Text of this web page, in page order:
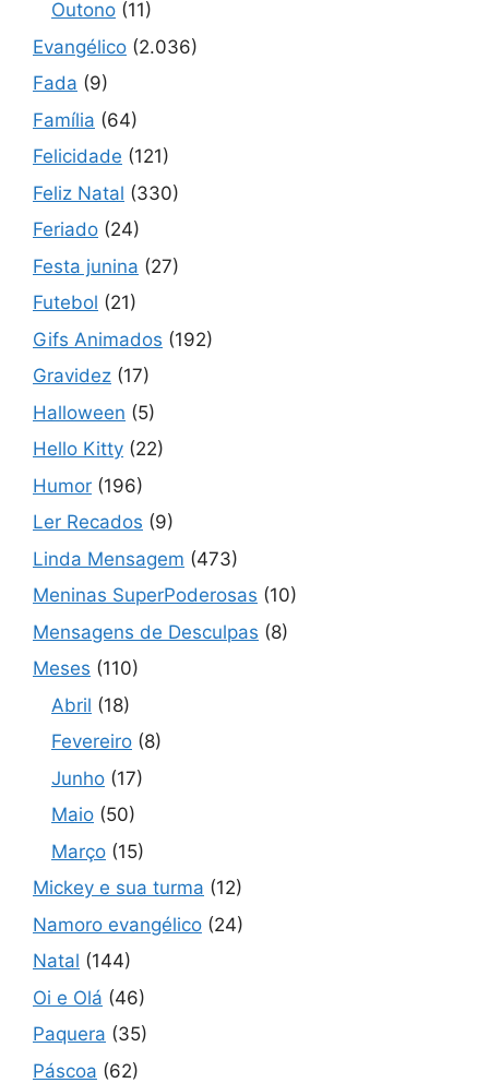
Outono (11)
Evangélico (2.036)
Fada (9)
Família (64)
Felicidade (121)
Feliz Natal (330)
Feriado (24)
Festa junina (27)
Futebol (21)
Gifs Animados (192)
Gravidez (17)
Halloween (5)
Hello Kitty (22)
Humor (196)
Ler Recados (9)
Linda Mensagem (473)
Meninas SuperPoderosas (10)
Mensagens de Desculpas (8)
Meses (110)
Abril (18)
Fevereiro (8)
Junho (17)
Maio (50)
Março (15)
Mickey e sua turma (12)
Namoro evangélico (24)
Natal (144)
Oi e Olá (46)
Paquera (35)
Páscoa (62)